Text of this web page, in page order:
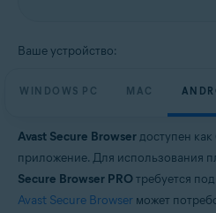
Ваше устройство:
WINDOWS PC MAC
Avast Secure Browserдоступен
приложение. Для использования
Secure Browser PROтребуется
Avast Secure Browser может